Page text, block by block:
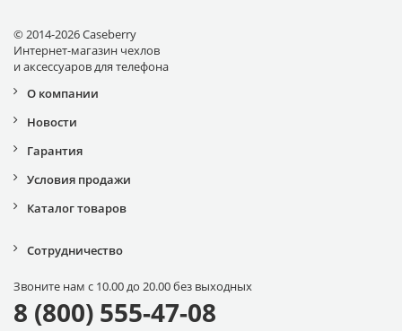
© 2014-2026 Caseberry
Интернет-магазин чехлов
и аксессуаров для телефона
О компании
Новости
Гарантия
Условия продажи
Каталог товаров
Сотрудничество
Звоните нам с 10.00 до 20.00 без выходных
8 (800) 555-47-08